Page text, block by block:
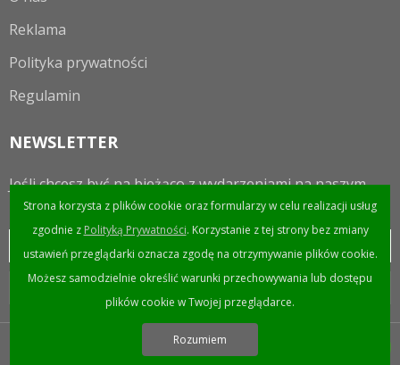
Reklama
Polityka prywatności
Regulamin
NEWSLETTER
Jeśli chcesz być na bieżąco z wydarzeniami na naszym
portalu to zapraszamy do zapisania się do newslettera.
Wykonanie Avin.pl
Strona korzysta z plików cookie oraz formularzy w celu realizacji usług
zgodnie z Polityką Prywatności. Korzystanie z tej strony bez zmiany
ustawień przeglądarki oznacza zgodę na otrzymywanie plików cookie.
Możesz samodzielnie określić warunki przechowywania lub dostępu
plików cookie w Twojej przeglądarce.
Rozumiem